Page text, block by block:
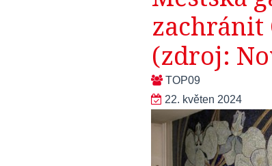
zachránit
(zdroj:
TOP09
22. květen 2024